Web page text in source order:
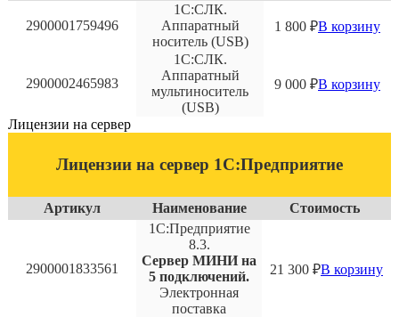
2900001759496
1С:СЛК.
Аппаратный
носитель (USB)
1 800 ₽В корзину
2900002465983
1С:СЛК.
Аппаратный
мультиноситель
(USB)
9 000 ₽В корзину
Лицензии на сервер
Лицензии на сервер 1С:Предприятие
Артикул Наименование Стоимость
2900001833561
1С:Предприятие
8.3.
Сервер МИНИ на
5 подключений.
Электронная
поставка
21 300 ₽В корзину